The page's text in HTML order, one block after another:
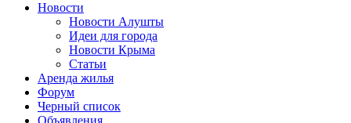
Новости
Новости Алушты
Идеи для города
Новости Крыма
Статьи
Аренда жилья
Форум
Черный список
Объявления